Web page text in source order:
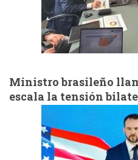
Ministro brasileño
escala la tensión